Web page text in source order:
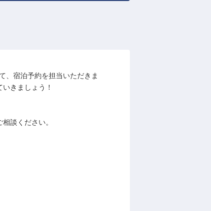
、宿泊予約を担当いただきま
きましょう！
談ください。